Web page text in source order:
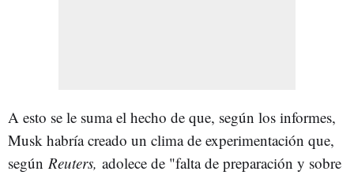
A esto se le suma el hecho de que, según los informes,
Musk habría creado un clima de experimentación que,
según Reuters, adolece de "falta de preparación y sobre